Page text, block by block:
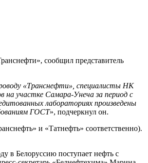
сообщил представитель
«Транснефти», специалисты НК
участке Самара-Унеча за период с
лабораториях произведены
ГОСТ», подчеркнул он.
и «Татнефть» соответственно).
в Белоруссию поступает нефть с